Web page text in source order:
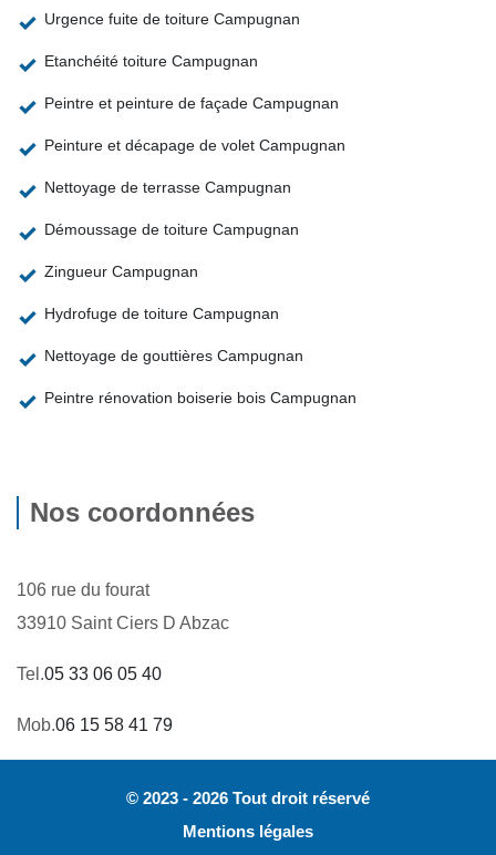
Urgence fuite de toiture Campugnan
Etanchéité toiture Campugnan
Peintre et peinture de façade Campugnan
Peinture et décapage de volet Campugnan
Nettoyage de terrasse Campugnan
Démoussage de toiture Campugnan
Zingueur Campugnan
Hydrofuge de toiture Campugnan
Nettoyage de gouttières Campugnan
Peintre rénovation boiserie bois Campugnan
Nos coordonnées
106 rue du fourat
33910 Saint Ciers D Abzac
Tel.05 33 06 05 40
Mob.06 15 58 41 79
© 2023 - 2026 Tout droit réservé
Mentions légales